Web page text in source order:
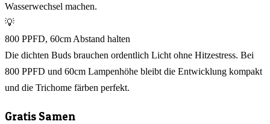
Wasserwechsel machen.
💡
800 PPFD, 60cm Abstand halten
Die dichten Buds brauchen ordentlich Licht ohne Hitzestress. Bei
800 PPFD und 60cm Lampenhöhe bleibt die Entwicklung kompakt
und die Trichome färben perfekt.
Gratis Samen